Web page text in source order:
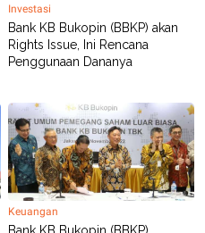
Investasi
Bank KB Bukopin (BBKP) akan
Rights Issue, Ini Rencana
Penggunaan Dananya
Keuangan
Bank KB Bukopin (BBKP)